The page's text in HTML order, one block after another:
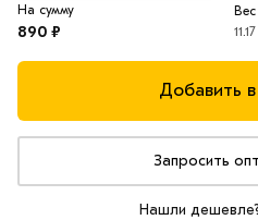
На сумму
890 ₽
Вес
Добавить
Запросить
Нашли дешевле?